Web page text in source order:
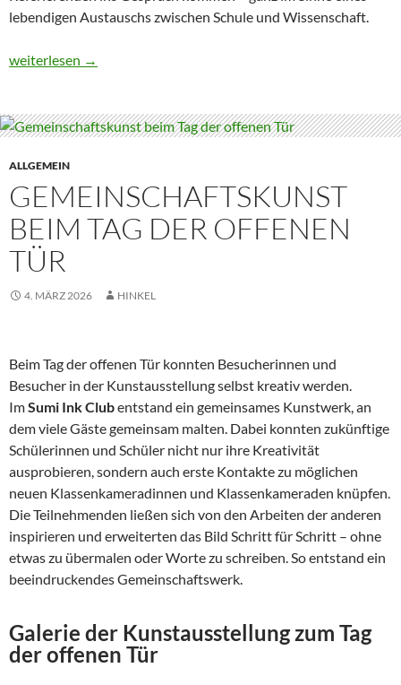
lebendigen Austauschs zwischen Schule und Wissenschaft.
Wissenschaft hautnah erleben – Wissenschaftstag an der
weiterlesen →
ALLGEMEIN
GEMEINSCHAFTSKUNST
BEIM TAG DER OFFENEN
TÜR
4. MÄRZ 2026 HINKEL
Beim Tag der offenen Tür konnten Besucherinnen und
Besucher in der Kunstausstellung selbst kreativ werden.
ImSumi Ink Clubentstand ein gemeinsames Kunstwerk, an
dem viele Gäste gemeinsam malten. Dabei konnten zukünftige
Schülerinnen und Schüler nicht nur ihre Kreativität
ausprobieren, sondern auch erste Kontakte zu möglichen
neuen Klassenkameradinnen und Klassenkameraden knüpfen.
Die Teilnehmenden ließen sich von den Arbeiten der anderen
inspirieren und erweiterten das Bild Schritt für Schritt – ohne
etwas zu übermalen oder Worte zu schreiben. So entstand ein
beeindruckendes Gemeinschaftswerk.
Galerie der Kunstausstellung zum Tag
der offenen Tür